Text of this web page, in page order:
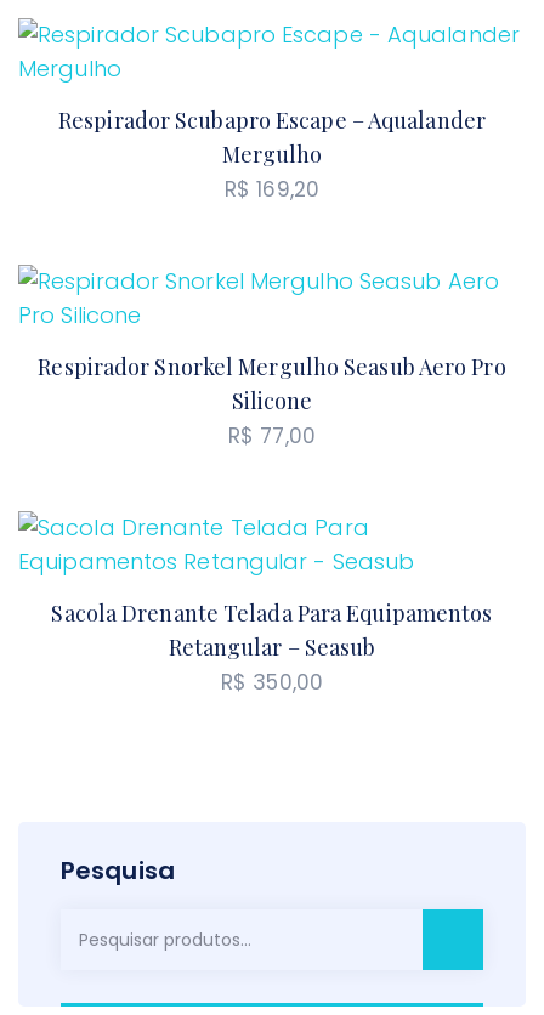
Respirador Scubapro Escape – Aqualander
Mergulho
R$ 169,20
Respirador Snorkel Mergulho Seasub Aero Pro
Silicone
R$ 77,00
Sacola Drenante Telada Para Equipamentos
Retangular – Seasub
R$ 350,00
Pesquisa
Pesquisar